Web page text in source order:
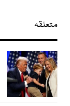
متعلقہ